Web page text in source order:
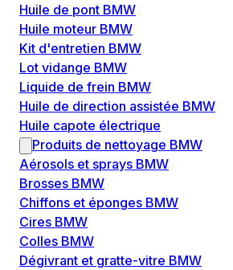
Huile de pont BMW
Huile moteur BMW
Kit d'entretien BMW
Lot vidange BMW
Liquide de frein BMW
Huile de direction assistée BMW
Huile capote électrique
Produits de nettoyage BMW
Aérosols et sprays BMW
Brosses BMW
Chiffons et éponges BMW
Cires BMW
Colles BMW
Dégivrant et gratte-vitre BMW